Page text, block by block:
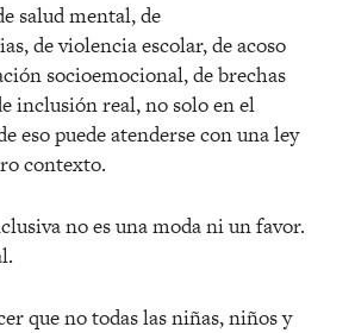
salud mental, de
de violencia escolar, de acoso
socioemocional, de brechas
inclusión real, no solo en el
eso puede atenderse con una ley
contexto.
no es una moda ni un favor.
que no todas las niñas, niños y